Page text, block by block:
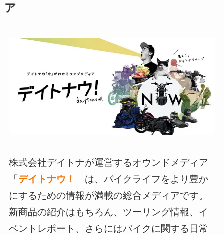
ア
株式会社デイトナが運営するオウンドメディア
「 デイトナウ！
」は、バイクライフをより豊か
にするための情報が満載の総合メディアです。
新商品の紹介はもちろん、ツーリング情報、イ
ベントレポート、さらにはバイクに関する日常